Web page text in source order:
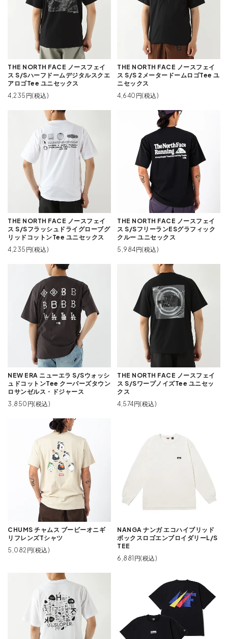
THE NORTH FACE ノースフェイ
ス S/Sハーフドームデジタルスクエ
アロゴTee ユニセックス
4,235円(税込)
THE NORTH FACE ノースフェイ
ス S/S 2メータードームロゴTee ユ
ニセックス
4,640円(税込)
THE NORTH FACE ノースフェイ
ス S/Sフラッシュドライグローブグ
リッドコットンTee ユニセックス
4,235円(税込)
THE NORTH FACE ノースフェイ
ス S/SフリーランESグラフィック
クルー ユニセックス
5,984円(税込)
NEW ERA ニューエラ S/Sウォッシ
ュドコットンTee クーパーズタウン
ロサンゼルス・ドジャース
3,850円(税込)
THE NORTH FACE ノースフェイ
ス S/SワープノイズTee ユニセッ
クス
4,574円(税込)
CHUMS チャムス ブービーオニギ
リフレンズTシャツ
5,082円(税込)
NANGA ナンガ エコハイブリッド
ボックスロゴエンブロイダリーL/S
TEE
6,881円(税込)